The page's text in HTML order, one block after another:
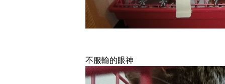
不服輸的眼神